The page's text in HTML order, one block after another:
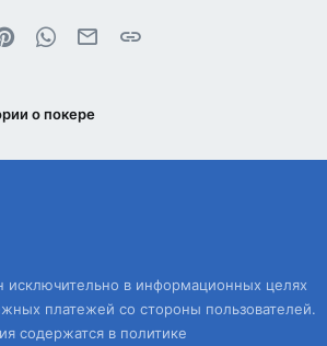
PinterestWhatsAppЭлектронная почта
Ссылка
о покере
исключительно в информационных целях
платежей со стороны пользователей.
содержатся в политике